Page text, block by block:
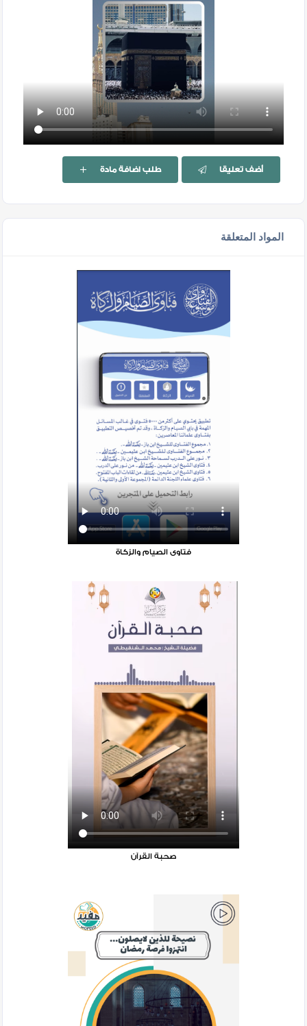
أضف تعليقا طلب اضافة مادة
المواد المتعلقة
فتاوى الصيام والزكاة
صحبة القرآن